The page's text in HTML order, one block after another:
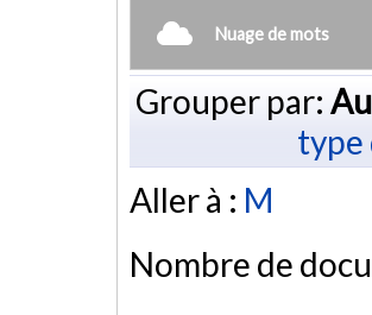
Nuage de mots
Grouper par:
type
Aller à : M
Nombre de